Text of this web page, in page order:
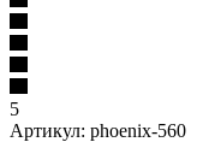
5
Артикул: phoenix-560